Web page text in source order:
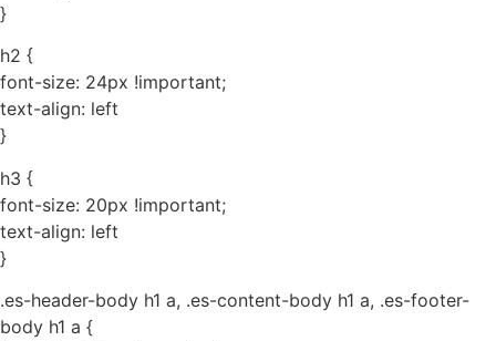
}
h2 {
font-size: 24px !important;
text-align: left
}
h3 {
font-size: 20px !important;
text-align: left
}
.es-header-body h1 a, .es-content-body h1 a, .es-footer-
body h1 a {